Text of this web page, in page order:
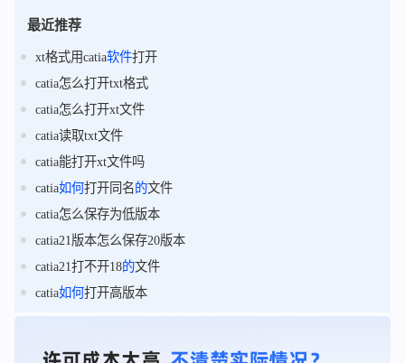
最近推荐
xt格式用catia软件打开
catia怎么打开txt格式
catia怎么打开xt文件
catia读取txt文件
catia能打开xt文件吗
catia如何打开同名的文件
catia怎么保存为低版本
catia21版本怎么保存20版本
catia21打不开18的文件
catia如何打开高版本